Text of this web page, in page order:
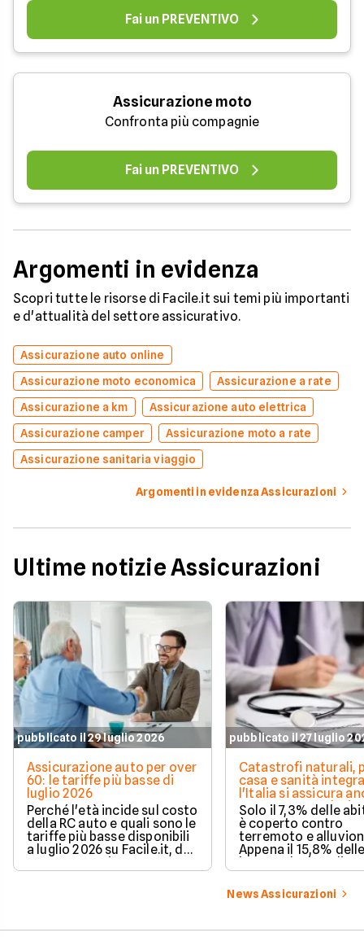
Fai un PREVENTIVO
Assicurazione moto
Confronta più compagnie
Fai un PREVENTIVO
Argomenti in evidenza
Scopri tutte le risorse di Facile.it sui temi più importanti
e d'attualità del settore assicurativo.
Assicurazione auto online
Assicurazione moto economica
Assicurazione a rate
Assicurazione a km
Assicurazione auto elettrica
Assicurazione camper
Assicurazione moto a rate
Assicurazione sanitaria viaggio
Argomenti in evidenza Assicurazioni
Ultime notizie Assicurazioni
pubblicato il 29 luglio 2026
Assicurazione auto per over
60: le tariffe più basse di
luglio 2026
Perché l'età incide sul costo
della RC auto e quali sono le
tariffe più basse disponibili
a luglio 2026 su Facile.it, da
106,32€ annui.
pubblicato il 27 luglio
Catastrofi naturali,
casa e sanità
l'Italia si assicura
troppo poco. I dati
Solo il 7,3% delle
è coperto contro
terremoto e
Appena il 15,8%
imprese ha la polizza
catastrofale
dati ANIA 2025 sul
assicurativo
News Assicurazioni